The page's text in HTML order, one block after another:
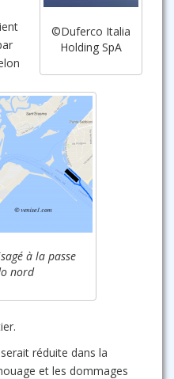
©Duferco Italia
Holding SpA
à la passe
nord
réduite dans la
et les dommages